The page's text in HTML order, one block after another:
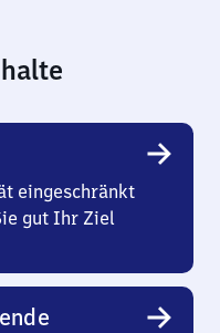
eingeschränkt
gut Ihr Ziel